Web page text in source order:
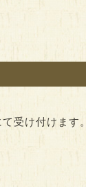
受け付けます。